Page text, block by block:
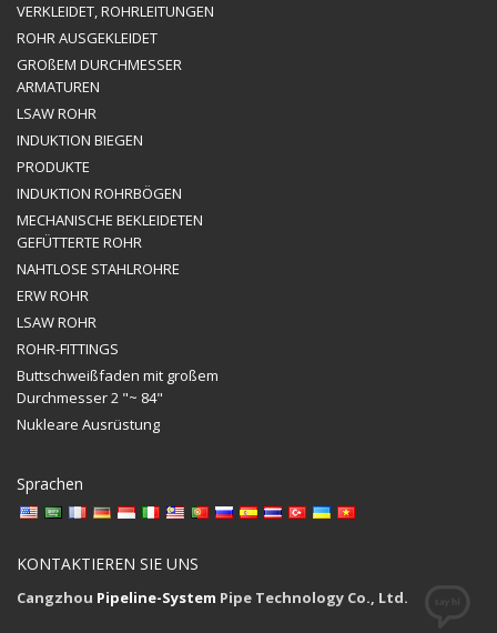
VERKLEIDET, ROHRLEITUNGEN
ROHR AUSGEKLEIDET
GROßEM DURCHMESSER
ARMATUREN
LSAW ROHR
INDUKTION BIEGEN
PRODUKTE
INDUKTION ROHRBÖGEN
MECHANISCHE BEKLEIDETEN
GEFÜTTERTE ROHR
NAHTLOSE STAHLROHRE
ERW ROHR
LSAW ROHR
ROHR-FITTINGS
Buttschweißfaden mit großem
Durchmesser 2 "~ 84"
Nukleare Ausrüstung
Sprachen
KONTAKTIEREN SIE UNS
Cangzhou Pipeline-System Pipe Technology Co., Ltd.